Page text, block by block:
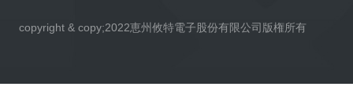
copyright & copy;2022恵州攸特電子股份有限公司版権所有